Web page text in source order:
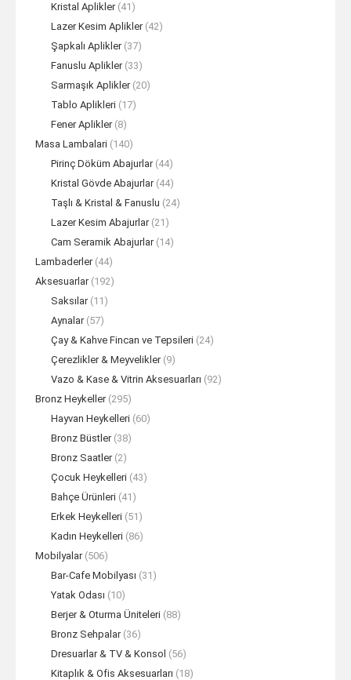
Kristal Aplikler (41)
Lazer Kesim Aplikler (42)
Şapkalı Aplikler (37)
Fanuslu Aplikler (33)
Sarmaşık Aplikler (20)
Tablo Aplikleri (17)
Fener Aplikler (8)
Masa Lambalari (140)
Pirinç Döküm Abajurlar (44)
Kristal Gövde Abajurlar (44)
Taşlı & Kristal & Fanuslu (24)
Lazer Kesim Abajurlar (21)
Cam Seramik Abajurlar (14)
Lambaderler (44)
Aksesuarlar (192)
Saksılar (11)
Aynalar (57)
Çay & Kahve Fincan ve Tepsileri (24)
Çerezlikler & Meyvelikler (9)
Vazo & Kase & Vitrin Aksesuarları (92)
Bronz Heykeller (295)
Hayvan Heykelleri (60)
Bronz Büstler (38)
Bronz Saatler (2)
Çocuk Heykelleri (43)
Bahçe Ürünleri (41)
Erkek Heykelleri (51)
Kadın Heykelleri (86)
Mobilyalar (506)
Bar-Cafe Mobilyası (31)
Yatak Odası (10)
Berjer & Oturma Üniteleri (88)
Bronz Sehpalar (36)
Dresuarlar & TV & Konsol (56)
Kitaplık & Ofis Aksesuarları (18)